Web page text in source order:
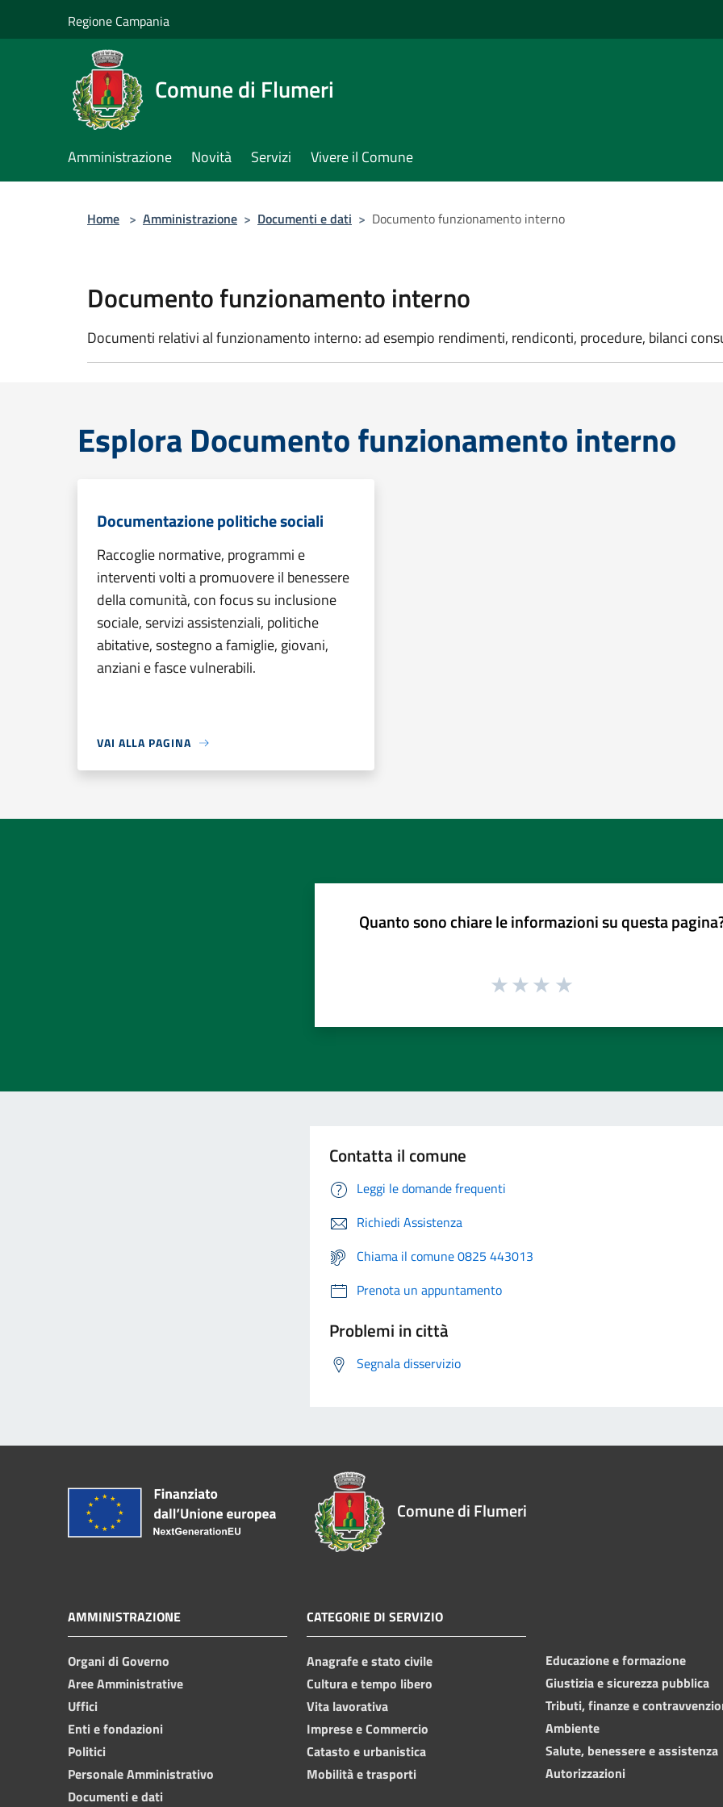
Regione Campania
Comune di Flumeri
Amministrazione Novità Servizi Vivere il Comune
Home > Amministrazione > Documenti e dati > Documento funzionamento interno
Documento funzionamento interno
Documenti relativi al funzionamento interno: ad esempio rendimenti, rendiconti, procedure, bilanci
Esplora Documento funzionamento interno
Documentazione politiche sociali
Raccoglie normative, programmi e
interventi volti a promuovere il benessere
della comunità, con focus su inclusione
sociale, servizi assistenziali, politiche
abitative, sostegno a famiglie, giovani,
anziani e fasce vulnerabili.
VAI ALLA PAGINA
Quanto sono chiare le informazioni su questa
Contatta il comune
Leggi le domande frequenti
Richiedi Assistenza
Chiama il comune 0825 443013
Prenota un appuntamento
Problemi in città
Segnala disservizio
Comune di Flumeri
AMMINISTRAZIONE
Organi di Governo
Aree Amministrative
Uffici
Enti e fondazioni
Politici
Personale Amministrativo
Documenti e dati
CATEGORIE DI SERVIZIO
Anagrafe e stato civile
Cultura e tempo libero
Vita lavorativa
Imprese e Commercio
Catasto e urbanistica
Mobilità e trasporti
Educazione e formazione
Giustizia e sicurezza pubblica
Tributi, finanze e
Ambiente
Salute, benessere e assistenza
Autorizzazioni